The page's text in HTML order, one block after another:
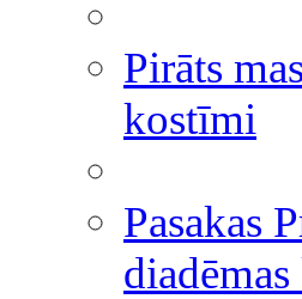
Pirāts
kostīmi
Pasakas